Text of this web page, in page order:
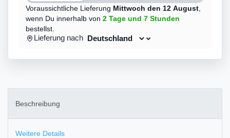
Voraussichtliche Lieferung Mittwoch den 12 August
wenn Du innerhalb von 2 Tage und 7 Stunden
bestellst.
Lieferung nach
Beschreibung
Weitere Details